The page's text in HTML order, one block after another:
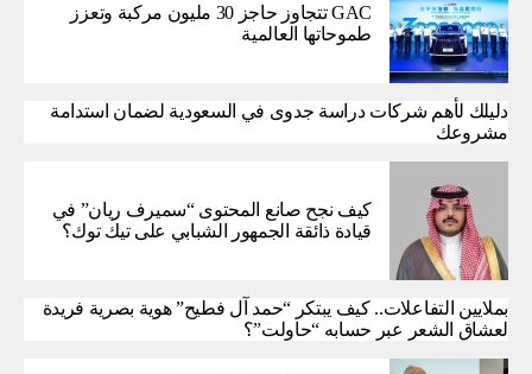
GAC تتجاوز حاجز 30 مليون مركبة وتعزز
طموحاتها العالمية
دليلك لأهم شركات دراسة جدوى في السعودية لضمان استدامة
مشروعك
كيف نجح صانع المحتوى “سميرف ريان” في
قيادة ذائقة الجمهور الشبابي على تيك توك؟
بملايين التفاعلات.. كيف يبتكر “حمد آل فطيح” هوية بصرية فريدة
لعشاق الشعر عبر حسابه “حاولت”؟